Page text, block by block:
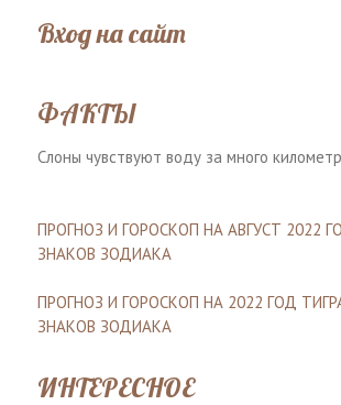
Вход на сайт
ФАКТЫ
Слоны чувствуют воду за много
ПРОГНОЗ И ГОРОСКОП НА АВГУСТ 2022
ЗНАКОВ ЗОДИАКА
ПРОГНОЗ И ГОРОСКОП НА 2022 ГОД
ЗНАКОВ ЗОДИАКА
ИНТЕРЕСНОЕ